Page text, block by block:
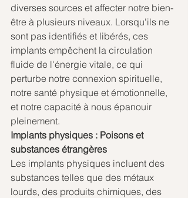
diverses sources et affecter notre bien-
être à plusieurs niveaux. Lorsqu'ils ne
sont pas identifiés et libérés, ces
implants empêchent la circulation
fluide de l'énergie vitale, ce qui
perturbe notre connexion spirituelle,
notre santé physique et émotionnelle,
et notre capacité à nous épanouir
pleinement.
Implants physiques : Poisons et
substances étrangères
Les implants physiques incluent des
substances telles que des métaux
lourds, des produits chimiques, des